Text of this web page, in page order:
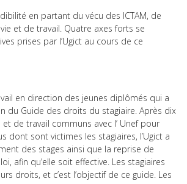
en partant du vécu des ICTAM, de
et de travail. Quatre axes forts se
prises par l’Ugict au cours de ce
en direction des jeunes diplômés qui a
du Guide des droits du stagiaire. Après dix
de travail communs avec l’ Unef pour
dont sont victimes les stagiaires, l’Ugict a
des stages ainsi que la reprise de
afin qu’elle soit effective. Les stagiaires
droits, et c’est l’objectif de ce guide. Les